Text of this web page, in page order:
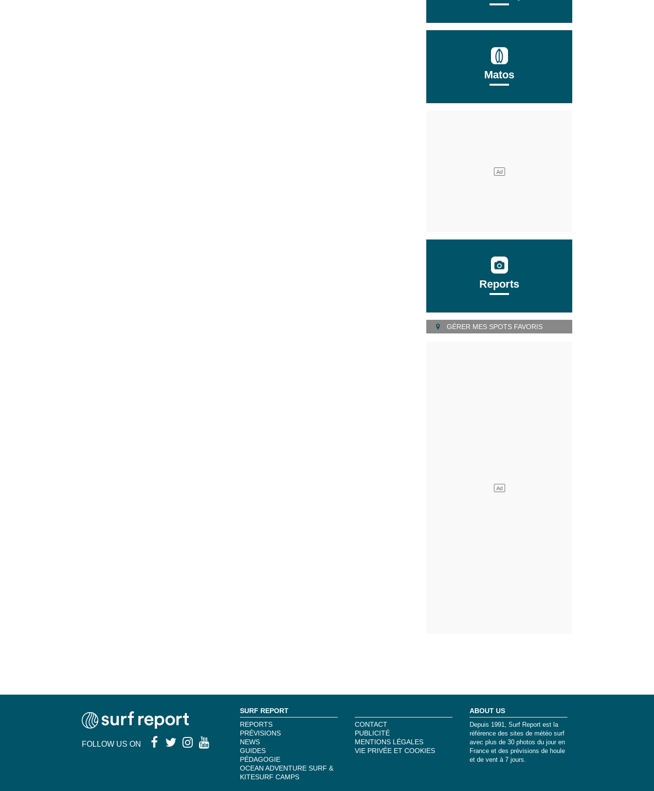
Matos
Reports
GÉRER MES SPOTS FAVORIS
FOLLOW US ON
SURF REPORT
REPORTS
PRÉVISIONS
NEWS
GUIDES
PÉDAGOGIE
OCEAN ADVENTURE SURF &
KITESURF CAMPS
CONTACT
PUBLICITÉ
MENTIONS LÉGALES
VIE PRIVÉE ET COOKIES
ABOUT US
Depuis 1991, Surf Report est la
référence des sites de météo surf
avec plus de 30 photos du jour en
France et des prévisions de houle
et de vent à 7 jours.